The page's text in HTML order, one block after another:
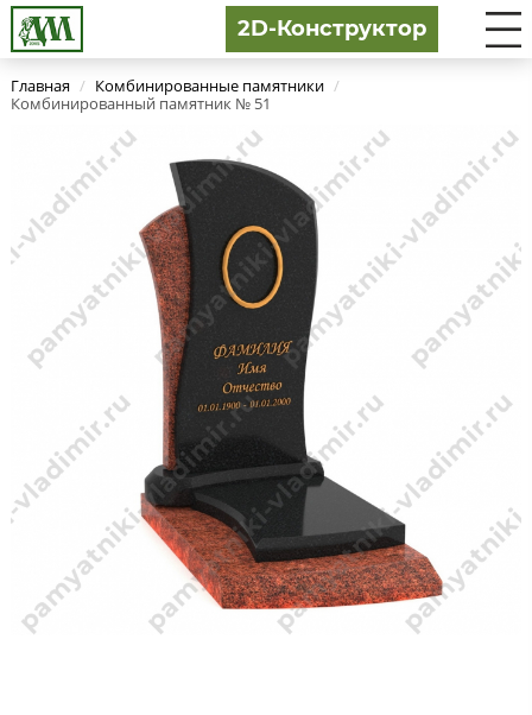
2D-Конструктор
Главная / Комбинированные памятники /
Комбинированный памятник № 51